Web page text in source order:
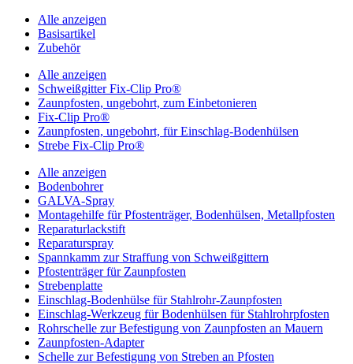
Alle anzeigen
Basisartikel
Zubehör
Alle anzeigen
Schweißgitter Fix-Clip Pro®
Zaunpfosten, ungebohrt, zum Einbetonieren
Fix-Clip Pro®
Zaunpfosten, ungebohrt, für Einschlag-Bodenhülsen
Strebe Fix-Clip Pro®
Alle anzeigen
Bodenbohrer
GALVA-Spray
Montagehilfe für Pfostenträger, Bodenhülsen, Metallpfosten
Reparaturlackstift
Reparaturspray
Spannkamm zur Straffung von Schweißgittern
Pfostenträger für Zaunpfosten
Strebenplatte
Einschlag-Bodenhülse für Stahlrohr-Zaunpfosten
Einschlag-Werkzeug für Bodenhülsen für Stahlrohrpfosten
Rohrschelle zur Befestigung von Zaunpfosten an Mauern
Zaunpfosten-Adapter
Schelle zur Befestigung von Streben an Pfosten